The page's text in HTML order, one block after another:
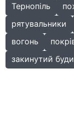
Тернопіль
рятувальники
вогонь
закинутий